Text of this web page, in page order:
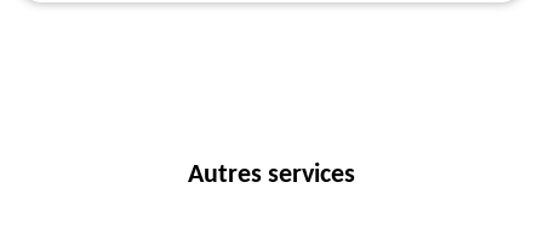
Autres services